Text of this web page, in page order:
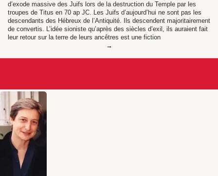
d’exode massive des Juifs lors de la destruction du Temple par les
troupes de Titus en 70 ap JC. Les Juifs d’aujourd’hui ne sont pas les
descendants des Hébreux de l’Antiquité. Ils descendent majoritairement
de convertis. L’idée sioniste qu’après des siècles d’exil, ils auraient fait
leur retour sur la terre de leurs ancêtres est une fiction